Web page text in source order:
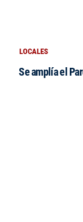
LOCALES
Se amplía el